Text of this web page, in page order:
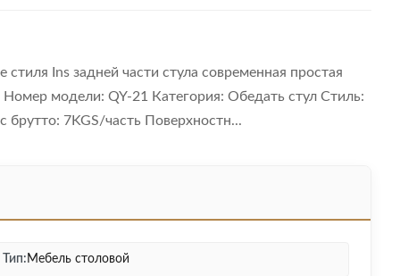
Ins задней части стула современная простая
модели: QY-21 Категория: Обедать стул Стиль:
7KGS/часть Поверхностн...
Тип: Мебель столовой